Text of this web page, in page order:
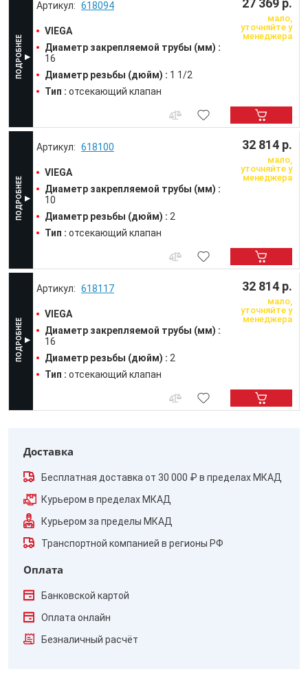
618094
VIEGA
Диаметр закрепляемой трубы (мм) :
16
Диаметр резьбы (дюйм) : 1 1/2
Тип : отсекающий клапан
27 369 р.
мало,
уточняйте у
менеджера
618100
VIEGA
Диаметр закрепляемой трубы (мм) :
10
Диаметр резьбы (дюйм) : 2
Тип : отсекающий клапан
32 814 р.
мало,
уточняйте у
менеджера
618117
VIEGA
Диаметр закрепляемой трубы (мм) :
16
Диаметр резьбы (дюйм) : 2
Тип : отсекающий клапан
32 814 р.
мало,
уточняйте у
менеджера
Доставка
Бесплатная доставка от 30 000 ₽ в пределах МКАД
Курьером в пределах МКАД
Курьером за пределы МКАД
Транспортной компанией в регионы РФ
Оплата
Банковской картой
Оплата онлайн
Безналичный расчёт